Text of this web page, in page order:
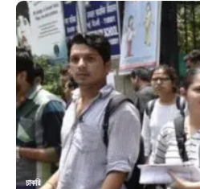
চাকরি